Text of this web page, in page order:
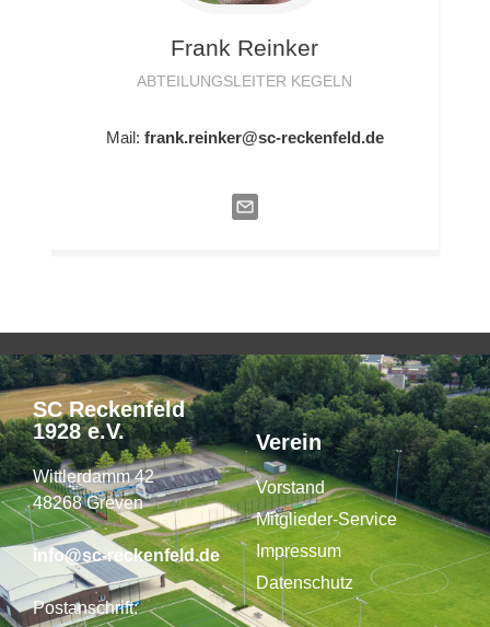
Frank Reinker
ABTEILUNGSLEITER KEGELN
Mail: frank.reinker@sc-reckenfeld.de
SC Reckenfeld
1928 e.V.
Wittlerdamm 42
48268 Greven
info@sc-reckenfeld.de
Postanschrift:
Verein
Vorstand
Mitglieder-Service
Impressum
Datenschutz